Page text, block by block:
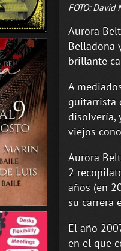
FOTO: David
Aurora
Belladona
brillante
A
guitarrista
disolvería,
viejos
Aurora
2
años (en
su carrera
El año
en el que